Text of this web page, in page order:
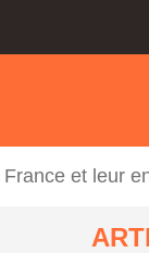
et leur